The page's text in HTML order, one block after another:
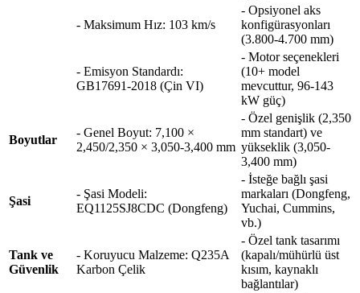
- Maksimum Hız: 103 km/s
- Opsiyonel aks
konfigürasyonları
(3.800-4.700 mm)
- Emisyon Standardı:
GB17691-2018 (Çin VI)
- Motor seçenekleri
(10+ model
mevcuttur, 96-143
kW güç)
Boyutlar
- Genel Boyut: 7,100 ×
2,450/2,350 × 3,050-3,400 mm
- Özel genişlik (2,350
mm standart) ve
yükseklik (3,050-
3,400 mm)
Şasi
- Şasi Modeli:
EQ1125SJ8CDC (Dongfeng)
- İsteğe bağlı şasi
markaları (Dongfeng,
Yuchai, Cummins,
vb.)
Tank ve
Güvenlik
- Koruyucu Malzeme: Q235A
Karbon Çelik
- Özel tank tasarımı
(kapalı/mühürlü üst
kısım, kaynaklı
bağlantılar)